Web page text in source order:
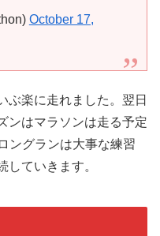
October 17,
ぶ楽に走れました。翌日
ンはマラソンは走る予定
ングランは大事な練習
していきます。